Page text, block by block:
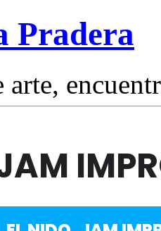
Pradera
arte,